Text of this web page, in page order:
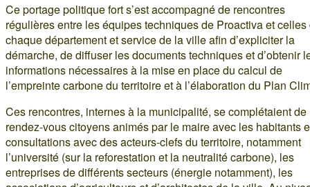
Ce portage politique fort s’est accompagné de rencontres
régulières entre les équipes techniques de Proactiva et celles
chaque département et service de la ville afin d’expliciter la
démarche, de diffuser les documents techniques et d’obtenir
informations nécessaires à la mise en place du calcul de
l’empreinte carbone du territoire et à l’élaboration du Plan
Ces rencontres, internes à la municipalité, se complétaient de
rendez-vous citoyens animés par le maire avec les habitants
consultations avec des acteurs-clefs du territoire, notamment
l’université (sur la reforestation et la neutralité carbone), les
entreprises de différents secteurs (énergie notamment), les